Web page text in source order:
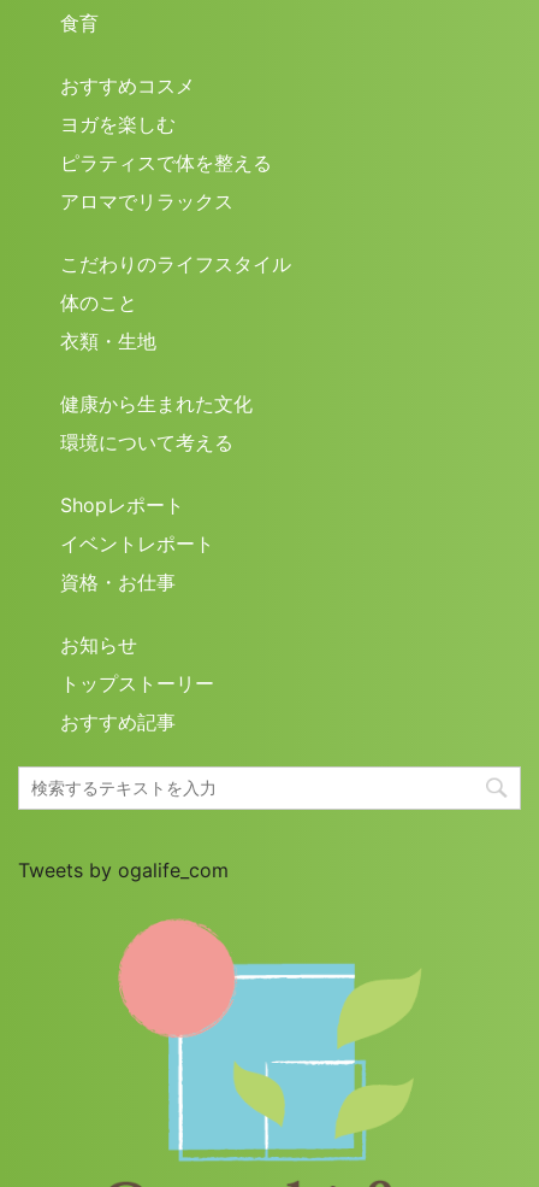
食育
おすすめコスメ
ヨガを楽しむ
ピラティスで体を整える
アロマでリラックス
こだわりのライフスタイル
体のこと
衣類・生地
健康から生まれた文化
環境について考える
Shopレポート
イベントレポート
資格・お仕事
お知らせ
トップストーリー
おすすめ記事
Tweets by ogalife_com